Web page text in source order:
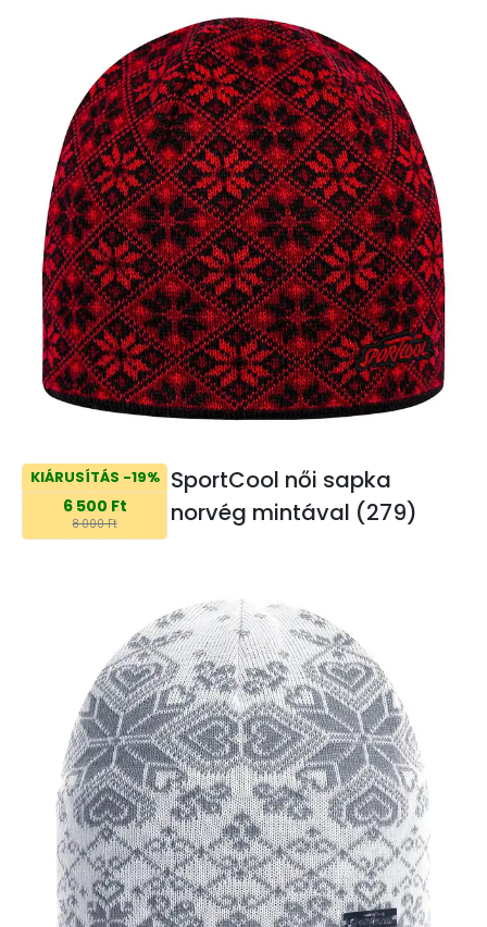
KIÁRUSÍTÁS -19%
6 500 Ft
8 000 Ft
SportCool női sapka
norvég mintával (279)